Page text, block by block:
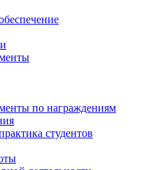
по награждениям
студентов